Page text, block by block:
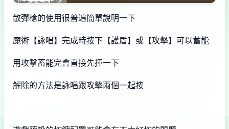
散彈槍的使用很普遍簡單說明一下
魔術【詠唱】完成時按下【護盾】或【攻擊】可以蓄能
用攻擊蓄能完會直接先揮一下
解除的方法是詠唱跟攻擊兩個一起按